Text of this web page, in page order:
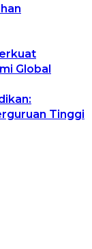
Global
Tinggi